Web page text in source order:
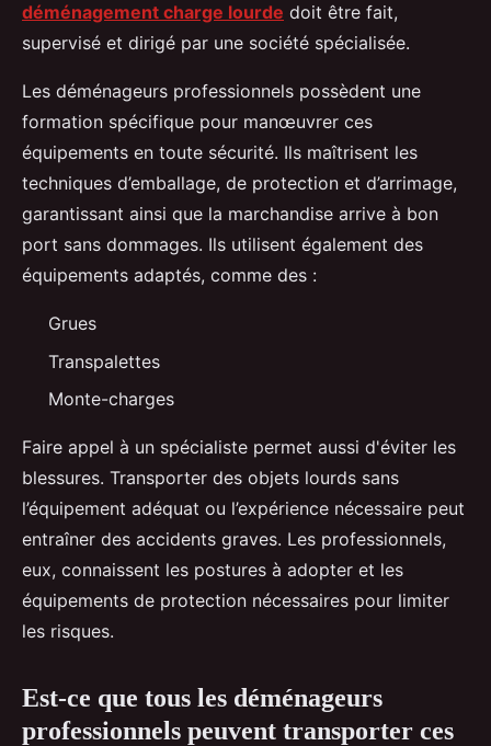
déménagement charge lourde doit être fait,
supervisé et dirigé par une société spécialisée.
Les déménageurs professionnels possèdent une
formation spécifique pour manœuvrer ces
équipements en toute sécurité. Ils maîtrisent les
techniques d’emballage, de protection et d’arrimage,
garantissant ainsi que la marchandise arrive à bon
port sans dommages. Ils utilisent également des
équipements adaptés, comme des :
Grues
Transpalettes
Monte-charges
Faire appel à un spécialiste permet aussi d'éviter les
blessures. Transporter des objets lourds sans
l’équipement adéquat ou l’expérience nécessaire peut
entraîner des accidents graves. Les professionnels,
eux, connaissent les postures à adopter et les
équipements de protection nécessaires pour limiter
les risques.
Est-ce que tous les déménageurs
professionnels peuvent transporter ces